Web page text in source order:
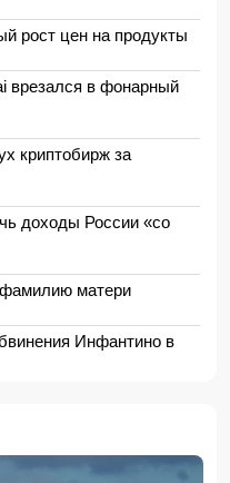
рост цен на продукты
врезался в фонарный
криптобирж за
доходы России «со
матери
Инфантино в
продукта